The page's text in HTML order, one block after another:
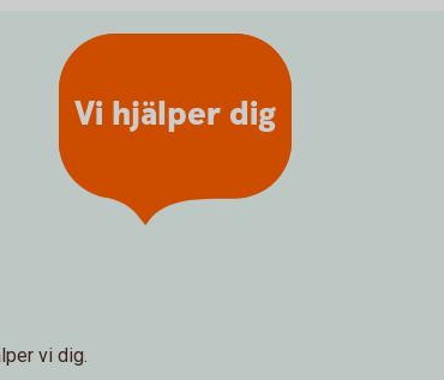
Vi hjälper dig
vi dig.